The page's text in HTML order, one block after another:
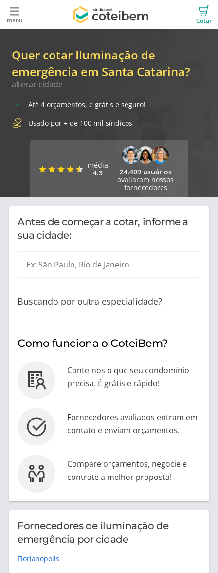
menu Cotar
Quer cotar Iluminação de
emergência em Santa Catarina?
alterar cidade
Até 4 orçamentos, é grátis e seguro!
Usado por + de 100 mil síndicos
média
4.3
24.409 usuários
avaliaram nossos
fornecedores
Antes de começar a cotar, informe a
sua cidade:
Ex: São Paulo, Rio de Janeiro
Buscando por outra especialidade?
Como funciona o CoteiBem?
Conte-nos o que seu condomínio
precisa. É grátis e rápido!
Fornecedores avaliados entram em
contato e enviam orçamentos.
Compare orçamentos, negocie e
contrate a melhor proposta!
Fornecedores de iluminação de
emergência por cidade
Florianópolis